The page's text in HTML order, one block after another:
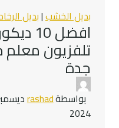
بديل الخشب|بديل
افضل
تلفزيون معلم
جدة
بواسطةrashadديسمبر 18,
2024